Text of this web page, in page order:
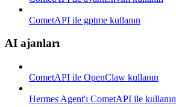
CometAPI ile gptme kullanın
AI ajanları
CometAPI ile OpenClaw kullanın
Hermes Agent'ı CometAPI ile kullanın